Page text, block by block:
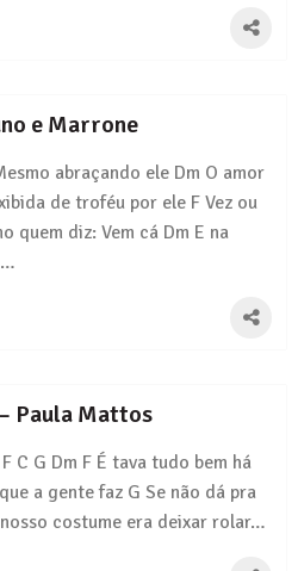
e Marrone
abraçando ele Dm O amor
de troféu por ele F Vez ou
quem diz: Vem cá Dm E na
Paula Mattos
C G Dm F É tava tudo bem há
a gente faz G Se não dá pra
costume era deixar rolar…